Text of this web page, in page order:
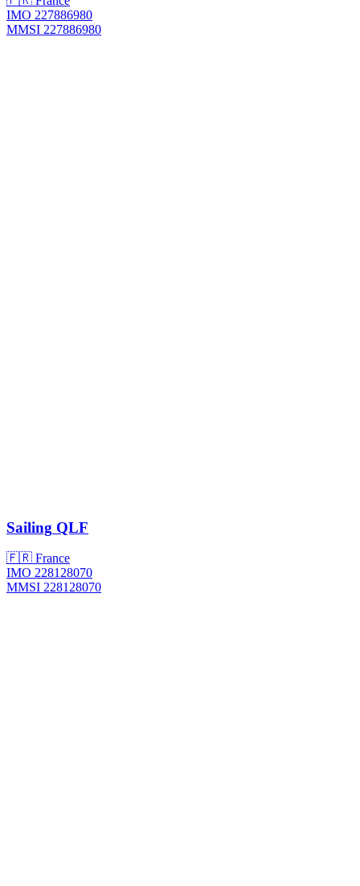
IMO 227886980
MMSI 227886980
Sailing QLF
🇫🇷 France
IMO 228128070
MMSI 228128070